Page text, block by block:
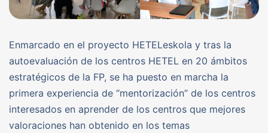
Enmarcado en el proyecto HETELeskola y tras la
autoevaluación de los centros HETEL en 20 ámbitos
estratégicos de la FP, se ha puesto en marcha la
primera experiencia de “mentorización” de los centros
interesados en aprender de los centros que mejores
valoraciones han obtenido en los temas